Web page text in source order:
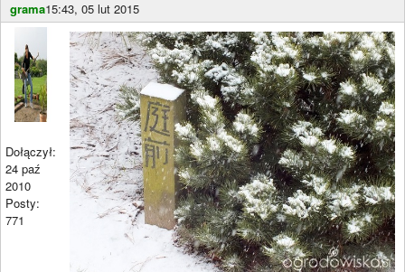
grama15:43, 05 lut 2015
Dołączył:
24 paź
2010
Posty:
771